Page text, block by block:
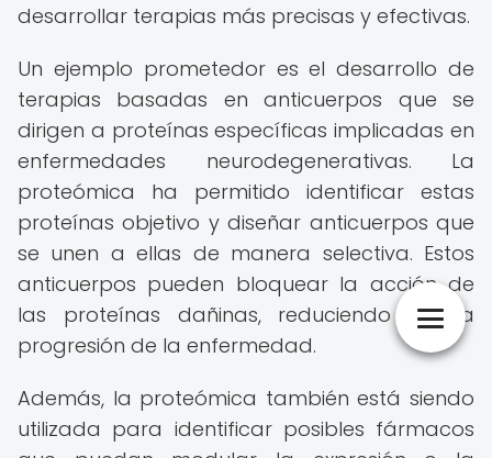
desarrollar terapias más precisas y efectivas.
Un ejemplo prometedor es el desarrollo de
terapias basadas en anticuerpos que se
dirigen a proteínas específicas implicadas en
enfermedades neurodegenerativas. La
proteómica ha permitido identificar estas
proteínas objetivo y diseñar anticuerpos que
se unen a ellas de manera selectiva. Estos
anticuerpos pueden bloquear la acción de
las proteínas dañinas, reduciendo así la
progresión de la enfermedad.
Además, la proteómica también está siendo
utilizada para identificar posibles fármacos